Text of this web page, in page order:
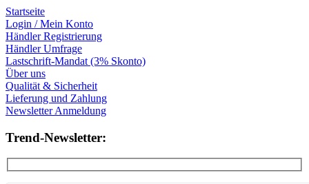
Startseite
Login / Mein Konto
Händler Registrierung
Händler Umfrage
Lastschrift-Mandat (3% Skonto)
Über uns
Qualität & Sicherheit
Lieferung und Zahlung
Newsletter Anmeldung
Trend-Newsletter: